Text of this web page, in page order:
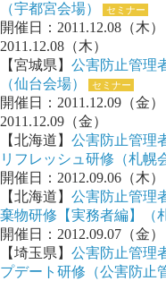
（宇都宮会場）
セミナー
開催日：2011.12.08（木
2011.12.08（木）
【宮城県】 公害防止管理
（仙台会場）
セミナー
開催日：2011.12.09（金
2011.12.09（金）
【北海道】 公害防止管理
リフレッシュ研修（札幌
開催日：2012.09.06（木）
【北海道】 公害防止管理
棄物研修【実務者編】（
開催日：2012.09.07（金）
【埼玉県】 公害防止管理
プデート研修（公害防止